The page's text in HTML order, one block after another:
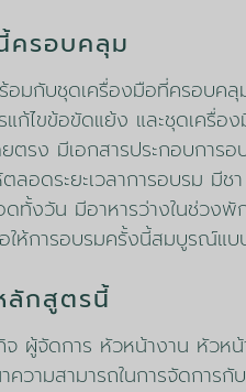
ครอบคลุม
อมกับชุดเครื่องมือที่ครอบค
แก้ไขข้อขัดแย้ง และชุดเครื่
ยตรง มีเอกสารประกอบการ
ลอดระยะเวลาการอบรม มีช
ทั้งวัน มีอาหารว่างในช่วงพั
ให้การอบรมครั้งนี้สมบูรณ์แบ
ลักสูตรนี้
ผู้จัดการ หัวหน้างาน หัวห
ามสามารถในการจัดการกั